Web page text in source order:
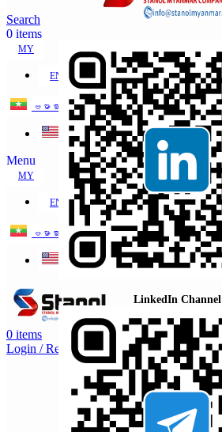
Search
0 items
MY
EN
ဗမာစာ
English
Menu
MY
EN
ဗမာစာ
English
0 items
Login / Register
LinkedIn Channel